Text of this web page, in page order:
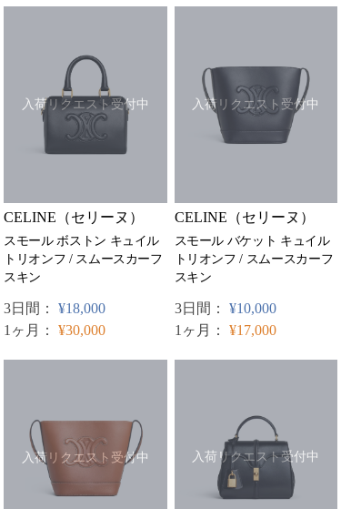
入荷リクエスト受付中
CELINE（セリーヌ）
スモール ボストン キュイル
トリオンフ / スムースカーフ
スキン
3日間： ¥18,000
1ヶ月： ¥30,000
入荷リクエスト受付中
CELINE（セリーヌ）
スモール バケット キュイル
トリオンフ / スムースカーフ
スキン
3日間： ¥10,000
1ヶ月： ¥17,000
入荷リクエスト受付中 入荷リクエスト受付中